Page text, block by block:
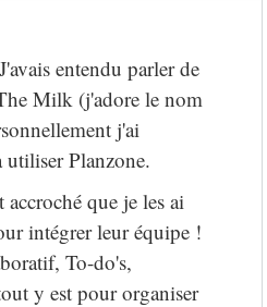
entendu parler de
Milk (j'adore le nom
j'ai
utiliser Planzone.
accroché que je les ai
intégrer leur équipe !
To-do's,
y est pour organiser